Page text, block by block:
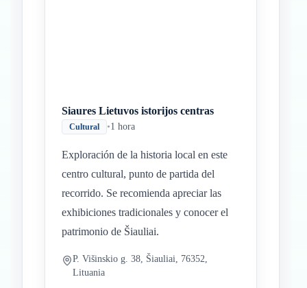
Siaures Lietuvos istorijos centras
Cultural •1 hora
Exploración de la historia local en este
centro cultural, punto de partida del
recorrido. Se recomienda apreciar las
exhibiciones tradicionales y conocer el
patrimonio de Šiauliai.
P. Višinskio g. 38, Šiauliai, 76352,
Lituania